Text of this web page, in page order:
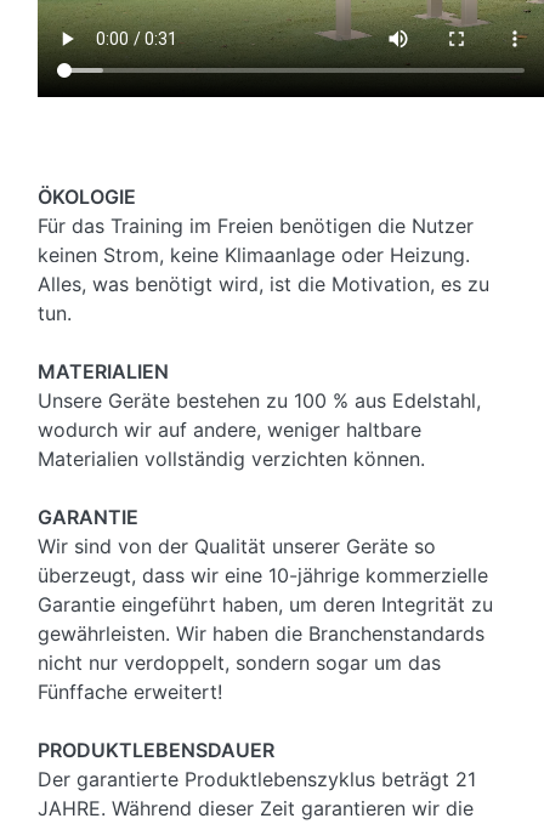
ÖKOLOGIE
Für das Training im Freien benötigen die Nutzer
keinen Strom, keine Klimaanlage oder Heizung.
Alles, was benötigt wird, ist die Motivation, es zu
tun.
MATERIALIEN
Unsere Geräte bestehen zu 100 % aus Edelstahl,
wodurch wir auf andere, weniger haltbare
Materialien vollständig verzichten können.
GARANTIE
Wir sind von der Qualität unserer Geräte so
überzeugt, dass wir eine 10-jährige kommerzielle
Garantie eingeführt haben, um deren Integrität zu
gewährleisten. Wir haben die Branchenstandards
nicht nur verdoppelt, sondern sogar um das
Fünffache erweitert!
PRODUKTLEBENSDAUER
Der garantierte Produktlebenszyklus beträgt 21
JAHRE. Während dieser Zeit garantieren wir die